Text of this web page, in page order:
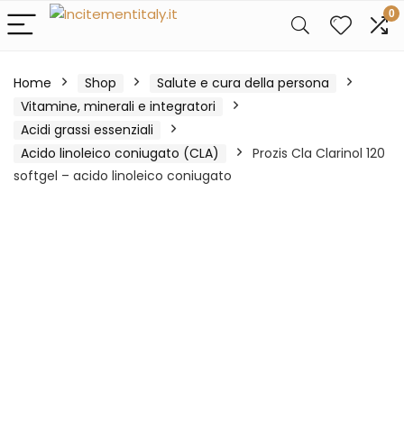
0
Home Shop
Salute e cura della persona
Vitamine, minerali e integratori
Acidi grassi essenziali
Acido linoleico coniugato (CLA)
Prozis Cla Clarinol 120
softgel – acido linoleico coniugato